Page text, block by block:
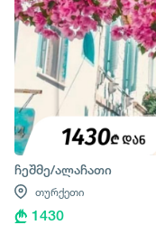
ჩეშმე/ალაჩათი
თურქეთი
1430